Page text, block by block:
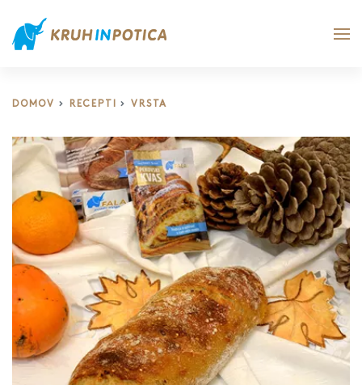
DOMOV RECEPTI VRSTA